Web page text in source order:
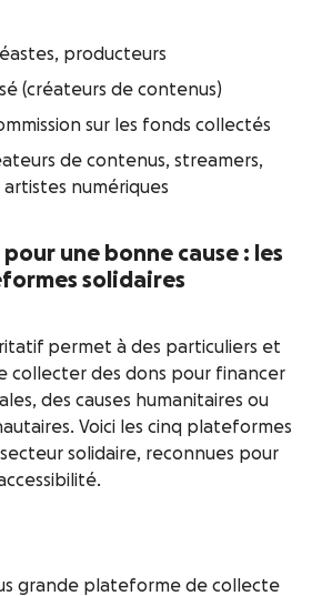
producteurs
(créateurs de contenus)
sur les fonds collectés
de contenus, streamers,
numériques
une bonne cause : les
solidaires
permet à des particuliers et
collecter des dons pour financer
des causes humanitaires ou
Voici les cinq plateformes
solidaire, reconnues pour
grande plateforme de collecte